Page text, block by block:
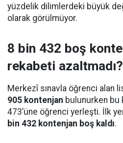
yüzdelik dilimlerdeki büyük
olarak görülmüyor.
8 bin 432 boş
rekabeti azaltmadı?
Merkezî sınavla öğrenci alan
905 kontenjan bulunurken bu
473’üne öğrenci yerleşti. İlk
bin 432 kontenjan boş kaldı.